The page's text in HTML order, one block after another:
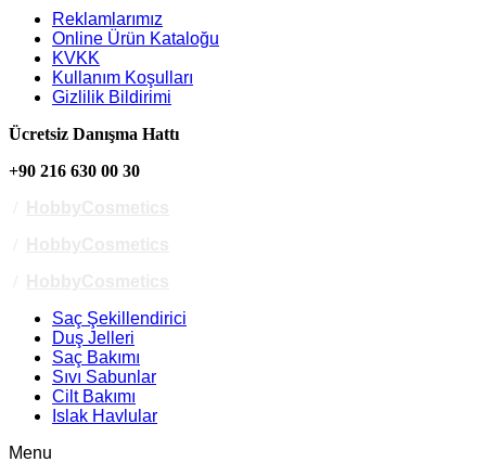
Reklamlarımız
Online Ürün Kataloğu
KVKK
Kullanım Koşulları
Gizlilik Bildirimi
Ücretsiz Danışma Hattı
+90 216 630 00 30
Saç Şekillendirici
Duş Jelleri
Saç Bakımı
Sıvı Sabunlar
Cilt Bakımı
Islak Havlular
Menu